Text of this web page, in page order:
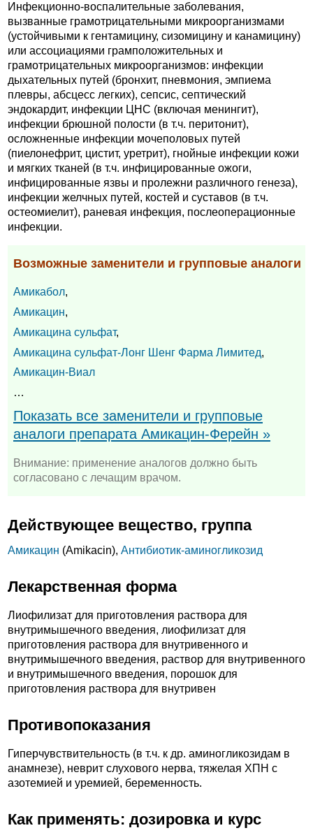
Инфекционно-воспалительные заболевания,
вызванные грамотрицательными микроорганизмами
(устойчивыми к гентамицину, сизомицину и канамицину)
или ассоциациями грамположительных и
грамотрицательных микроорганизмов: инфекции
дыхательных путей (бронхит, пневмония, эмпиема
плевры, абсцесс легких), сепсис, септический
эндокардит, инфекции ЦНС (включая менингит),
инфекции брюшной полости (в т.ч. перитонит),
осложненные инфекции мочеполовых путей
(пиелонефрит, цистит, уретрит), гнойные инфекции кожи
и мягких тканей (в т.ч. инфицированные ожоги,
инфицированные язвы и пролежни различного генеза),
инфекции желчных путей, костей и суставов (в т.ч.
остеомиелит), раневая инфекция, послеоперационные
инфекции.
Возможные заменители и групповые аналоги
Амикабол,
Амикацин,
Амикацина сульфат,
Амикацина сульфат-Лонг Шенг Фарма Лимитед,
Амикацин-Виал
…
Показать все заменители и групповые
аналоги препарата Амикацин-Ферейн »
Внимание: применение аналогов должно быть
согласовано с лечащим врачом.
Действующее вещество, группа
Амикацин (Amikacin), Антибиотик-аминогликозид
Лекарственная форма
Лиофилизат для приготовления раствора для
внутримышечного введения, лиофилизат для
приготовления раствора для внутривенного и
внутримышечного введения, раствор для внутривенного
и внутримышечного введения, порошок для
приготовления раствора для внутривен
Противопоказания
Гиперчувствительность (в т.ч. к др. аминогликозидам в
анамнезе), неврит слухового нерва, тяжелая ХПН с
азотемией и уремией, беременность.
Как применять: дозировка и курс